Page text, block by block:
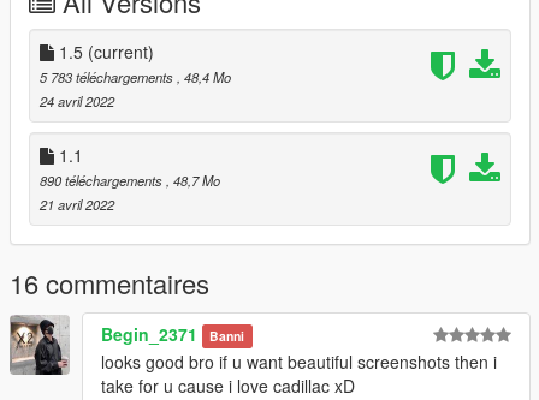
1.5 (current)
5 783 téléchargements , 48,4 Mo
24 avril 2022
1.1
890 téléchargements , 48,7 Mo
21 avril 2022
16 commentaires
Begin_2371 Banni
looks good bro if u want beautiful screenshots then i
take for u cause i love cadillac xD